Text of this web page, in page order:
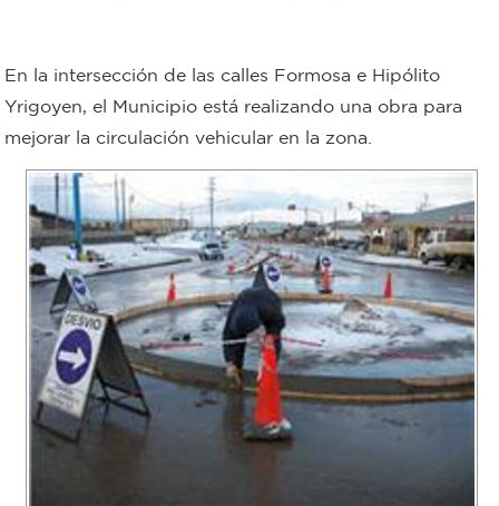
Bromatología
Rentas
Municipal
Mi
bondi
Boleto
estudiantil
Personal
municipal
En la intersección de las calles Formosa e Hipólito
Yrigoyen, el Municipio está realizando una obra para
mejorar la circulación vehicular en la zona.